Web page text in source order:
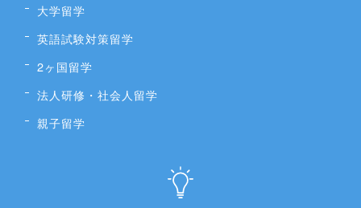
大学留学
英語試験対策留学
2ヶ国留学
法人研修・社会人留学
親子留学